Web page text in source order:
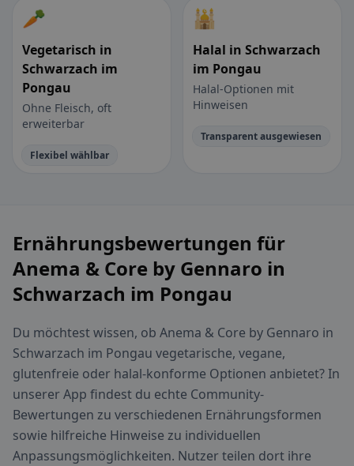
🥕
Vegetarisch in
Schwarzach im
Pongau
Ohne Fleisch, oft
erweiterbar
Flexibel wählbar
🕌
Halal in Schwarzach
im Pongau
Halal-Optionen mit
Hinweisen
Transparent ausgewiesen
Ernährungsbewertungen für
Anema & Core by Gennaro in
Schwarzach im Pongau
Du möchtest wissen, ob Anema & Core by Gennaro in
Schwarzach im Pongau vegetarische, vegane,
glutenfreie oder halal-konforme Optionen anbietet? In
unserer App findest du echte Community-
Bewertungen zu verschiedenen Ernährungsformen
sowie hilfreiche Hinweise zu individuellen
Anpassungsmöglichkeiten. Nutzer teilen dort ihre